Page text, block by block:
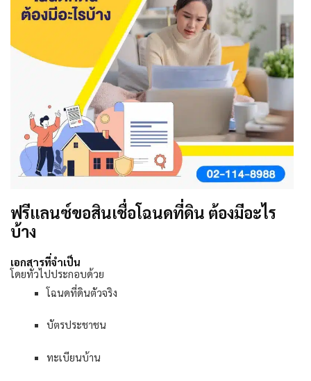
ฟรีแลนซ์ขอสินเชื่อโฉนดที่ดิน ต้องมีอะไร
บ้าง
เอกสารที่จำเป็น
โดยทั่วไปประกอบด้วย
โฉนดที่ดินตัวจริง
บัตรประชาชน
ทะเบียนบ้าน